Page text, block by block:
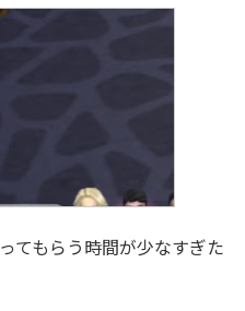
てもらう時間が少なすぎた